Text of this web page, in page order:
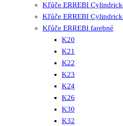
Kľúče ERREBI
Kľúče ERREBI
Kľúče ERREBI farebné
K20
K21
K22
K23
K24
K26
K30
K32